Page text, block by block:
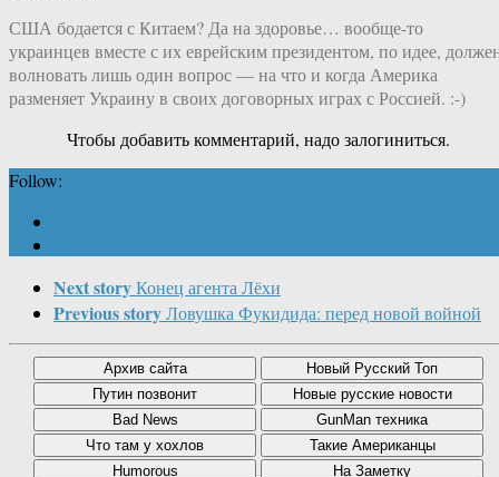
США бодается с Китаем? Да на здоровье… вообще-то
украинцев вместе с их еврейским президентом, по идее,
волновать лишь один вопрос — на что и когда Америка
разменяет Украину в своих договорных играх с Россией. :-)
Чтобы добавить комментарий, надо залогиниться.
Follow:
Next storyКонец агента Лёхи
Previous storyЛовушка Фукидида: перед новой войной